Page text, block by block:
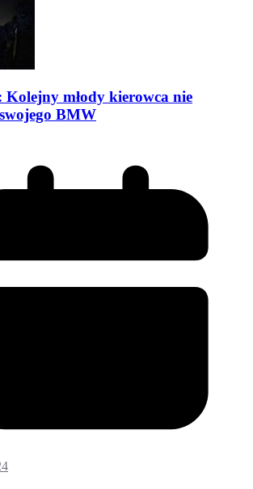
Kolejny młody kierowca nie
BMW